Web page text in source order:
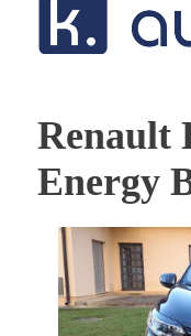
Renault
Energy